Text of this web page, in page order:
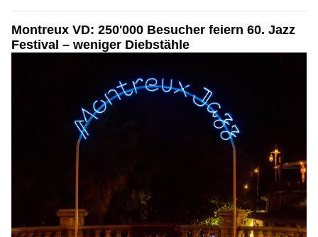
Montreux VD: 250'000 Besucher feiern 60. Jazz
Festival – weniger Diebstähle